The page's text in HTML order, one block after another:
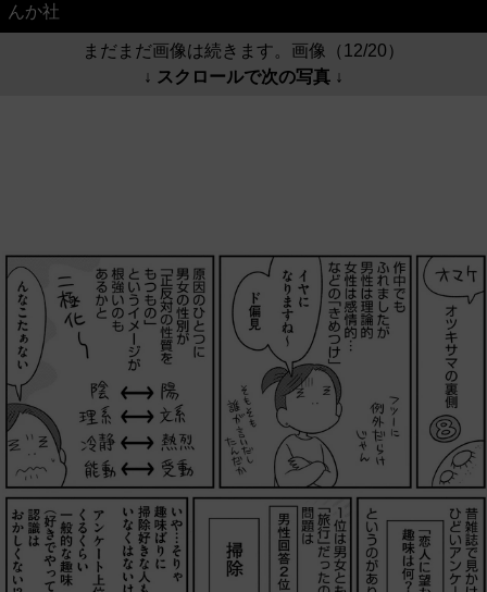
んか社
まだまだ画像は続きます。画像（12/20）
↓ スクロールで次の写真 ↓